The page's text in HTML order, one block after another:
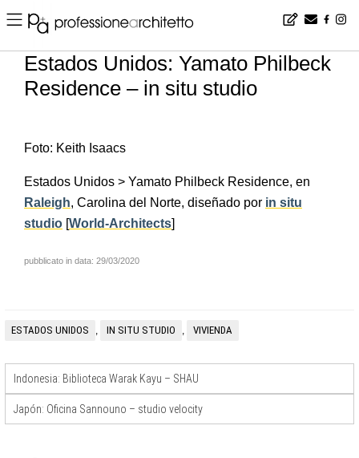
Home ▪ news ▪ es ▪ Estados Unidos: Yamato Philbeck Residence – in situ studio
Estados Unidos: Yamato Philbeck
Residence – in situ studio
Foto: Keith Isaacs
Estados Unidos > Yamato Philbeck Residence, en
Raleigh, Carolina del Norte, diseñado por in situ
studio [World-Architects]
pubblicato in data: 29/03/2020
ESTADOS UNIDOS , IN SITU STUDIO , VIVIENDA
Indonesia: Biblioteca Warak Kayu – SHAU
Japón: Oficina Sannouno – studio velocity